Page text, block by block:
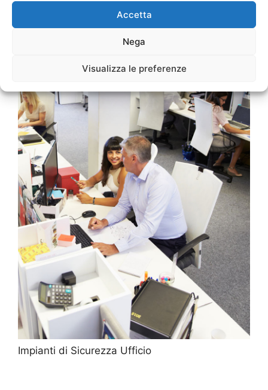
Accetta
Nega
Visualizza le preferenze
Impianti di Sicurezza Ufficio